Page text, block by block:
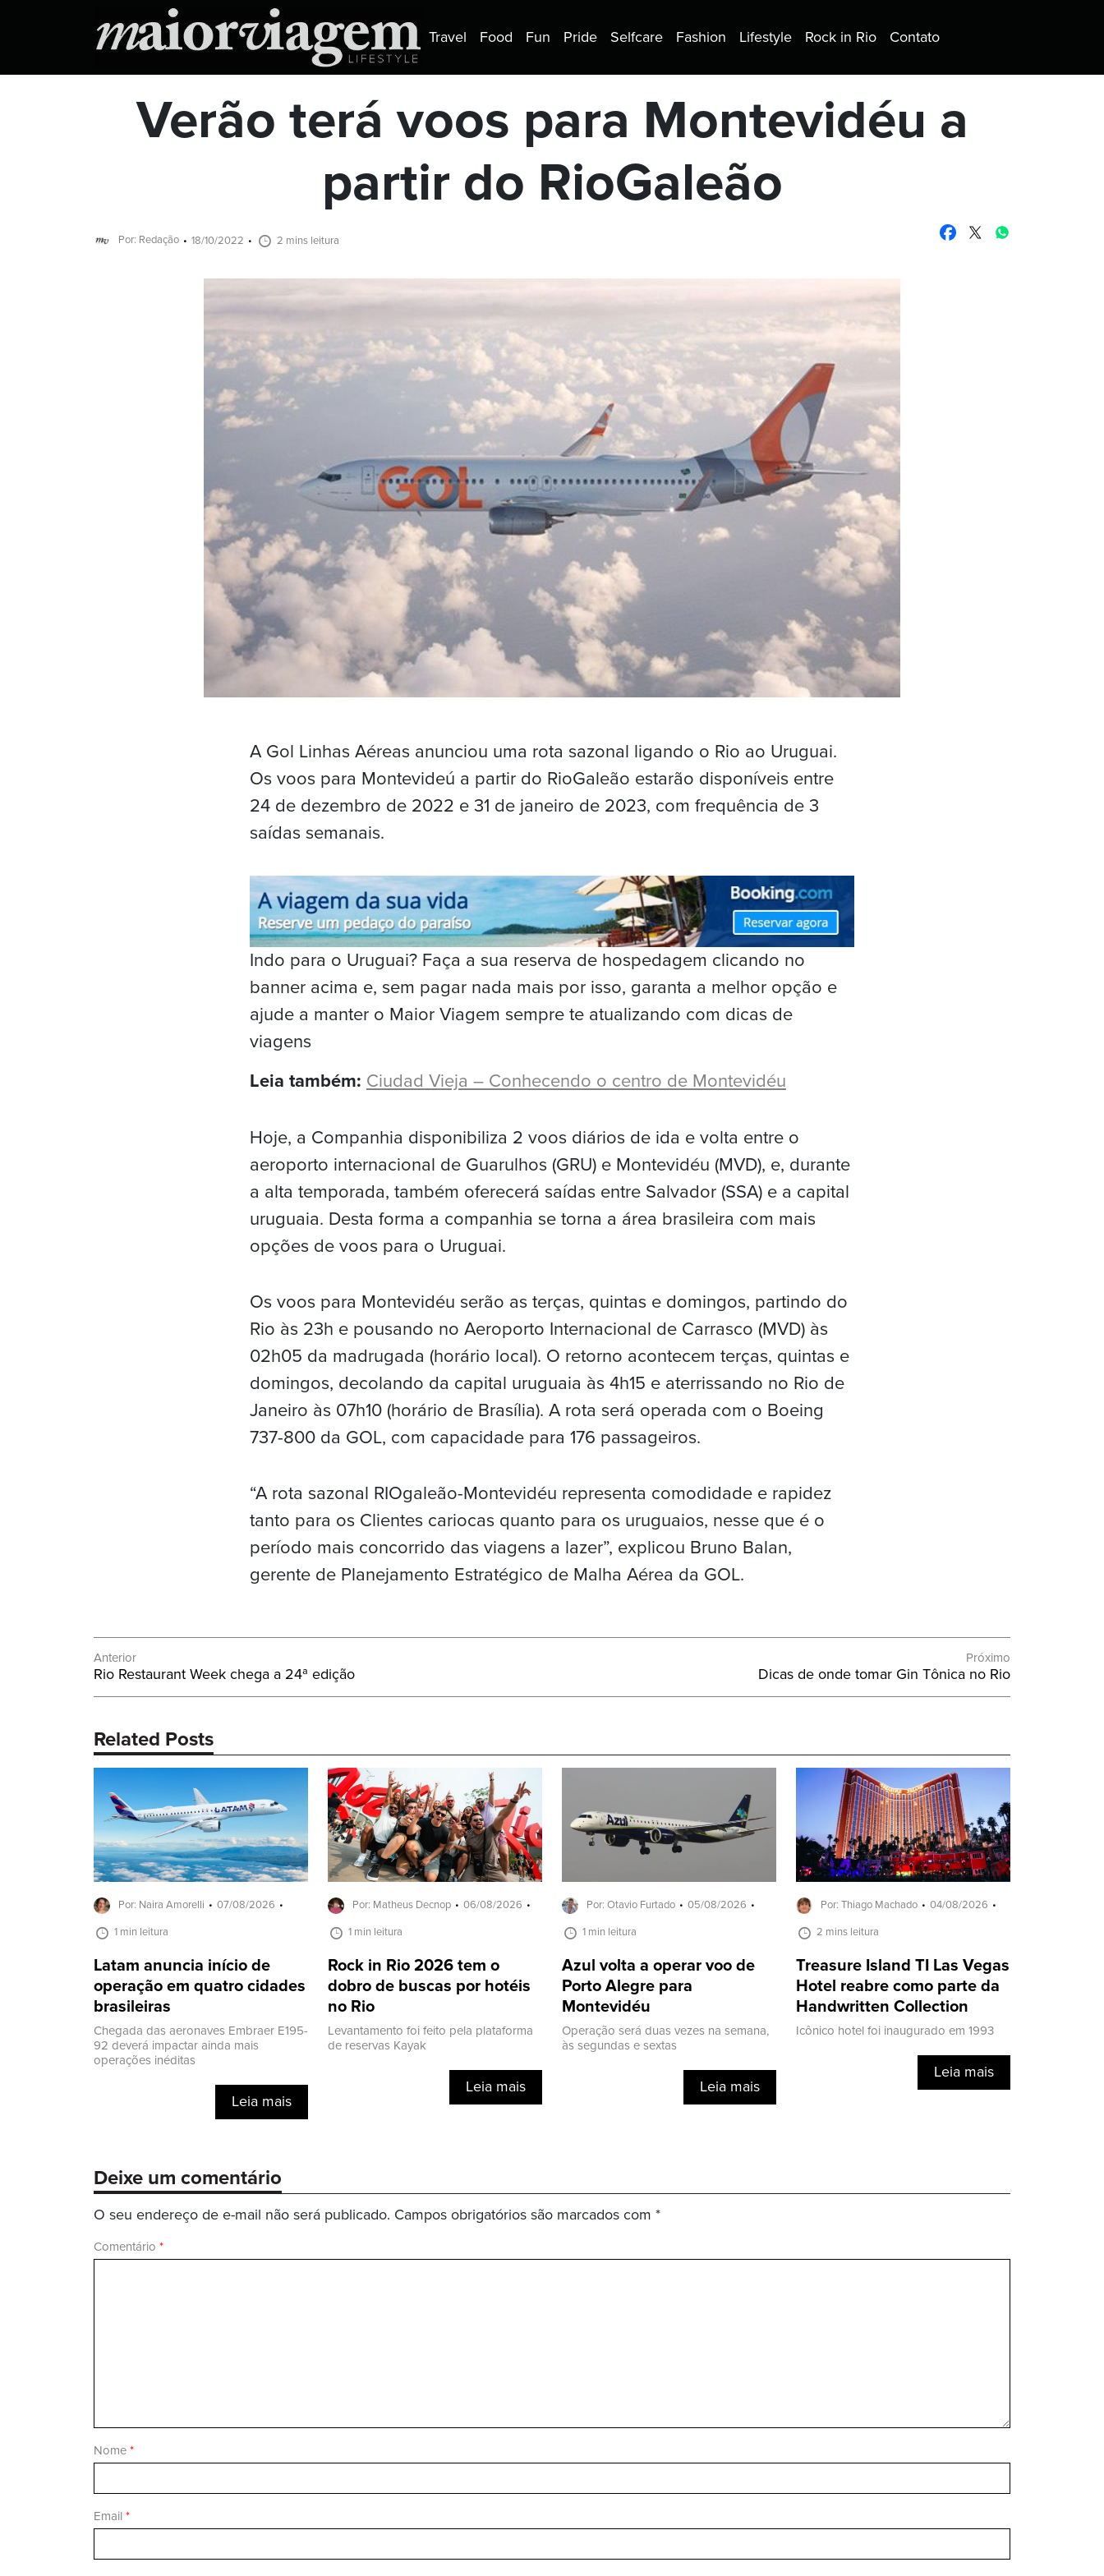
Travel Food Fun Pride Selfcare Fashion Lifestyle Rock in Rio Contato
Verão terá voos para Montevidéu a
partir do RioGaleão
Por: Redação 18/10/2022 2 mins leitura
A Gol Linhas Aéreas anunciou uma rota sazonal ligando o Rio ao Uruguai.
Os voos para Montevideú a partir do RioGaleão estarão disponíveis entre
24 de dezembro de 2022 e 31 de janeiro de 2023, com frequência de 3
saídas semanais.
Indo para o Uruguai? Faça a sua reserva de hospedagem clicando no
banner acima e, sem pagar nada mais por isso, garanta a melhor opção e
ajude a manter o Maior Viagem sempre te atualizando com dicas de
viagens
Leia também: Ciudad Vieja – Conhecendo o centro de Montevidéu
Hoje, a Companhia disponibiliza 2 voos diários de ida e volta entre o
aeroporto internacional de Guarulhos (GRU) e Montevidéu (MVD), e, durante
a alta temporada, também oferecerá saídas entre Salvador (SSA) e a capital
uruguaia. Desta forma a companhia se torna a área brasileira com mais
opções de voos para o Uruguai.
Os voos para Montevidéu serão as terças, quintas e domingos, partindo do
Rio às 23h e pousando no Aeroporto Internacional de Carrasco (MVD) às
02h05 da madrugada (horário local). O retorno acontecem terças, quintas e
domingos, decolando da capital uruguaia às 4h15 e aterrissando no Rio de
Janeiro às 07h10 (horário de Brasília). A rota será operada com o Boeing
737-800 da GOL, com capacidade para 176 passageiros.
“A rota sazonal RIOgaleão-Montevidéu representa comodidade e rapidez
tanto para os Clientes cariocas quanto para os uruguaios, nesse que é o
período mais concorrido das viagens a lazer”, explicou Bruno Balan,
gerente de Planejamento Estratégico de Malha Aérea da GOL.
Navegação
de
Anterior
Post
Anterior:
Rio Restaurant Week chega a 24ª edição
Próximo
Próximo
Post:
Dicas de onde tomar Gin Tônica no Rio
Related Posts
Por: Naira Amorelli 07/08/2026
1 min leitura
Latam anuncia início de
operação em quatro cidades
brasileiras
Chegada das aeronaves Embraer E195-
92 deverá impactar ainda mais
operações inéditas
Leia mais
Por: Matheus Decnop 06/08/2026
1 min leitura
Rock in Rio 2026 tem o
dobro de buscas por hotéis
no Rio
Levantamento foi feito pela plataforma
de reservas Kayak
Leia mais
Por: Otavio Furtado 05/08/2026
1 min leitura
Azul volta a operar voo de
Porto Alegre para
Montevidéu
Operação será duas vezes na semana,
às segundas e sextas
Leia mais
Por: Thiago Machado 04/08/2026
2 mins leitura
Treasure Island TI Las Vegas
Hotel reabre como parte da
Handwritten Collection
Icônico hotel foi inaugurado em 1993
Leia mais
Deixe um comentário
O seu endereço de e-mail não será publicado. Campos obrigatórios são marcados com *
Comentário *
Nome *
Email *